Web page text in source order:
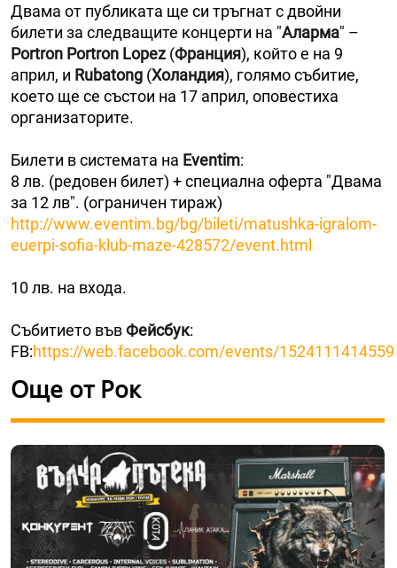
Двама от публиката ще си тръгнат с двойни
билети за следващите концерти на "Аларма" –
Portron Portron Lopez (Франция), който е на 9
април, и Rubatong (Холандия), голямо събитие,
което ще се състои на 17 април, оповестиха
организаторите.
Билети в системата на Eventim:
8 лв. (редовен билет) + специална оферта "Двама
за 12 лв". (ограничен тираж)
http://www.eventim.bg/bg/bileti/matushka-igralom-
euerpi-sofia-klub-maze-428572/event.html
10 лв. на входа.
Събитието въвФейсбук:
FB:https://web.facebook.com/events/
Още от Рок